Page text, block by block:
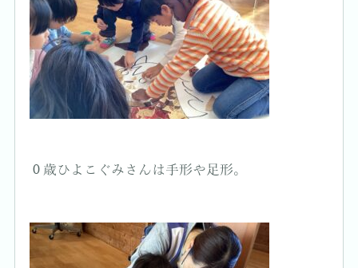
０歳ひよこぐみさんは手形や足形。